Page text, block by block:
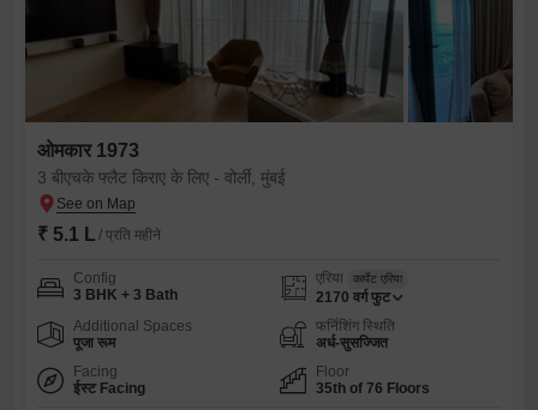
ओमकार 1973
3 बीएचके फ्लैट किराए के लिए - वोर्ली, मुंबई
₹ 5.1 L / प्रति महीने
Config
3 BHK + 3 Bath
एरिया कार्पेट एरिया
2170 वर्ग फुट
Additional Spaces
पूजा रूम
फर्निशिंग स्थिति
अर्ध-सुसज्जित
Facing
ईस्ट Facing
Floor
35th of 76 Floors